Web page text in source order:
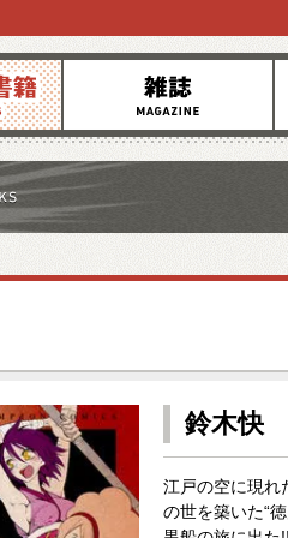
雑誌
鈴木快
江戸の空に現れ
の世を築いた“